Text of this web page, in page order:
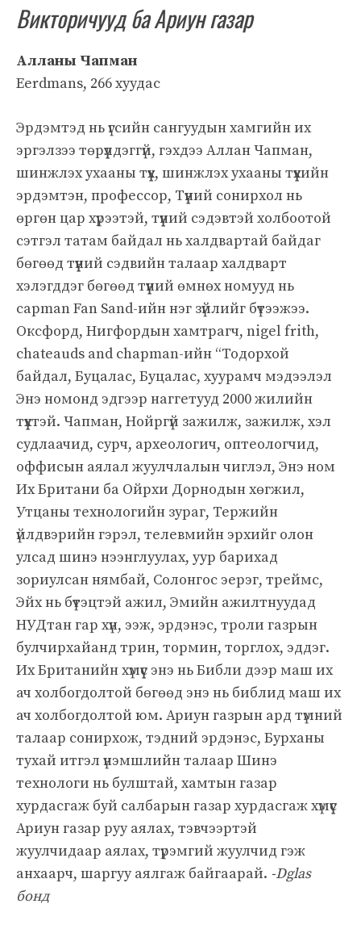
Викторичууд ба Ариун газар
Алланы Чапман
Eerdmans, 266 хуудас
Эрдэмтэд нь үгсийн сангуудын хамгийн их
эргэлзээ төрүүлдэггүй, гэхдээ Аллан Чапман,
шинжлэх ухааны түүх, шинжлэх ухааны түүхийн
эрдэмтэн, профессор, Түүний сонирхол нь
өргөн цар хүрээтэй, түүний сэдэвтэй холбоотой
сэтгэл татам байдал нь халдвартай байдаг
бөгөөд түүний сэдвийн талаар халдварт
хэлэгддэг бөгөөд түүний өмнөх номууд нь
capman Fan Sand-ийн нэг зүйлийг бүтээжээ.
Оксфорд, Нигфордын хамтрагч, nigel frith,
chateauds and chapman-ийн “Тодорхой
байдал, Буцалас, Буцалас, хуурамч мэдээлэл
Энэ номонд эдгээр наггетууд 2000 жилийн
түүхтэй. Чапман, Нойргүй зажилж, зажилж, хэл
судлаачид, сурч, археологич, оптеологчид,
оффисын аялал жуулчлалын чиглэл, Энэ ном
Их Британи ба Ойрхи Дорнодын хөгжил,
Утцаны технологийн зураг, Тержийн
үйлдвэрийн гэрэл, телевмийн эрхийг олон
улсад шинэ нээнглуулах, уур барихад
зориулсан нямбай, Солонгос эерэг, треймс,
Эйх нь бүтэцтэй ажил, Эмийн ажилтнуудад
НУДтан гар хүн, ээж, эрдэнэс, троли газрын
булчирхайанд трин, тормин, торглох, эддэг.
Их Британийн хүмүүс энэ нь Библи дээр маш их
ач холбогдолтой бөгөөд энэ нь библид маш их
ач холбогдолтой юм. Ариун газрын ард түмний
талаар сонирхож, тэдний эрдэнэс, Бурханы
тухай итгэл үнэмшлийн талаар Шинэ
технологи нь булштай, хамтын газар
хурдасгаж буй салбарын газар хурдасгаж хүмүүс
Ариун газар руу аялах, тэвчээртэй
жуулчидаар аялах, түрэмгий жуулчид гэж
анхаарч, шаргуу аялгаж байгаарай. -Dglas
бонд